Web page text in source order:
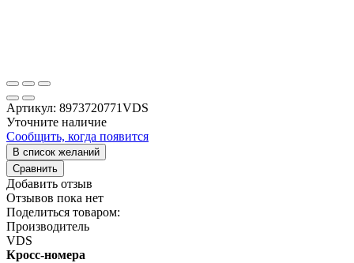
Артикул: 8973720771VDS
Уточните наличие
Сообщить, когда появится
В список желаний
Сравнить
Добавить отзыв
Отзывов пока нет
Поделиться товаром:
Производитель
VDS
Кросс-номера